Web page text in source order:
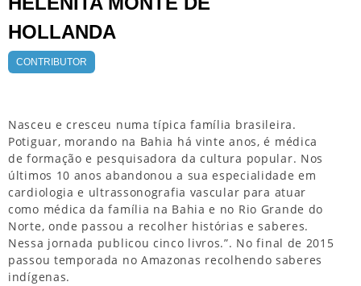
HOLLANDA
CONTRIBUTOR
Nasceu e cresceu numa típica família brasileira.
Potiguar, morando na Bahia há vinte anos, é médica
de formação e pesquisadora da cultura popular. Nos
últimos 10 anos abandonou a sua especialidade em
cardiologia e ultrassonografia vascular para atuar
como médica da família na Bahia e no Rio Grande do
Norte, onde passou a recolher histórias e saberes.
Nessa jornada publicou cinco livros.”. No final de 2015
passou temporada no Amazonas recolhendo saberes
indígenas.